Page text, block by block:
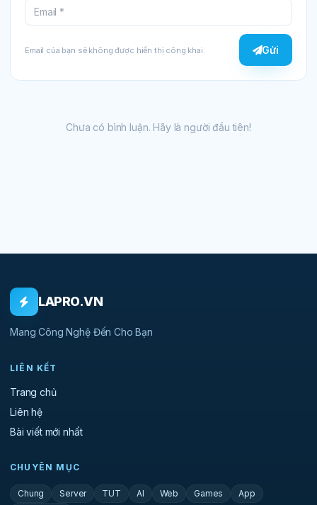
Email của bạn sẽ không được hiển thị công khai. Gửi
Chưa có bình luận. Hãy là người đầu tiên!
LAPRO.VN
Mang Công Nghệ Đến Cho Bạn
LIÊN KẾT
Trang chủ
Liên hệ
Bài viết mới nhất
CHUYÊN MỤC
Chung Server TUT AI Web Games App